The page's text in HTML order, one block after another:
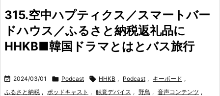
前へ
315.空中ハプティクス／スマートバー
ドハウス／ふるさと納税返礼品に
HHKB■韓国ドラマとはとバス旅行
 2024/03/01  Podcast  HHKB , Podcast , キーボード ,
ふるさと納税 , ポッドキャスト , 触覚デバイス , 野鳥 , 音声コンテンツ ,